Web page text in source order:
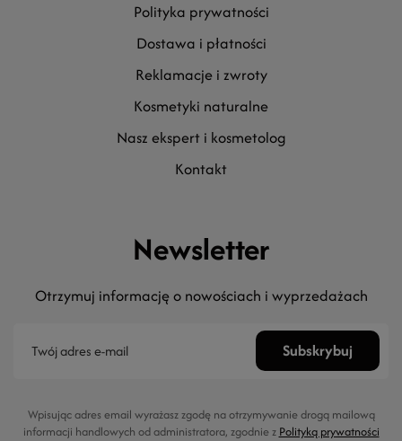
polityka prywatności
dostawa i płatności
reklamacje i zwroty
kosmetyki naturalne
nasz ekspert i kosmetolog
kontakt
Newsletter
Otrzymuj informację o nowościach i wyprzedażach
Wpisując adres email wyrażasz zgodę na otrzymywanie drogą mailową
informacji handlowych od administratora, zgodnie z Polityką prywatności